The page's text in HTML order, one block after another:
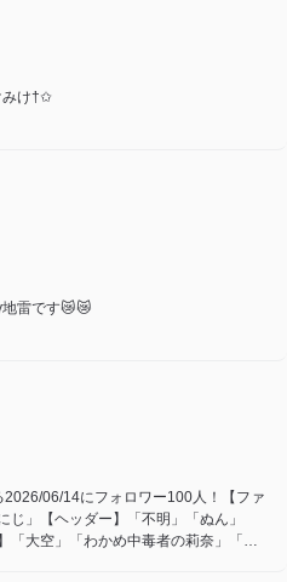
け†✩
雷です😿😿
06/14にフォロワー100人！【ファ
」【ヘッダー】「不明」「ぬん」
「大空」「わかめ中毒者の莉奈」「な